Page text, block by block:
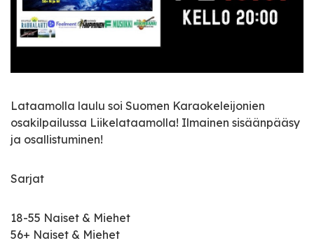
Lataamolla laulu soi Suomen Karaokeleijonien
osakilpailussa Liikelataamolla! Ilmainen sisäänpääsy
ja osallistuminen!
Sarjat
18-55 Naiset & Miehet
56+ Naiset & Miehet